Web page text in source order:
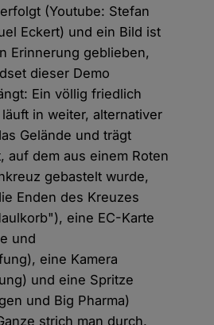
(Youtube: Stefan
Eckert) und ein Bild ist
Erinnerung geblieben,
dieser Demo
Ein völlig friedlich
in weiter, alternativer
Gelände und trägt
auf dem aus einem Roten
gebastelt wurde,
Enden des Kreuzes
eine EC-Karte
und
eine Kamera
und eine Spritze
und Big Pharma)
strich man durch.